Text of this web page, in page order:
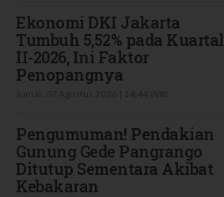
Ekonomi DKI Jakarta
Tumbuh 5,52% pada Kuartal
II-2026, Ini Faktor
Penopangnya
Pengumuman! Pendakian
Gunung Gede Pangrango
Ditutup Sementara Akibat
Kebakaran